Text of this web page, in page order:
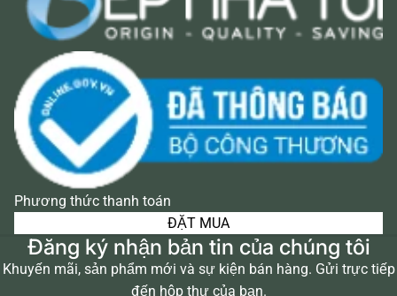
Phương thức thanh toán
ĐẶT MUA
Đăng ký nhận bản tin của chúng tôi
Khuyến mãi, sản phẩm mới và sự kiện bán hàng. Gửi trực tiếp
đến hộp thư của bạn.